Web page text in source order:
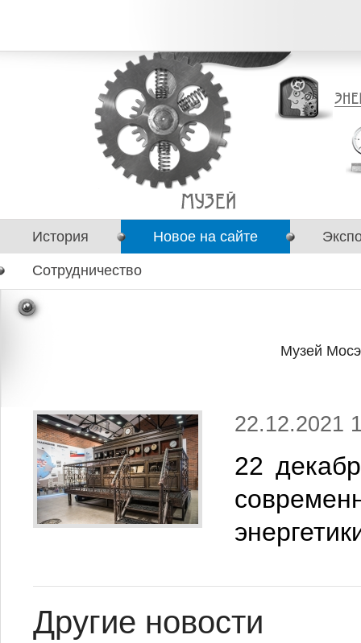
История Новое на сайте
Сотрудничество
Музей
22.12.2021
22
Другие новости